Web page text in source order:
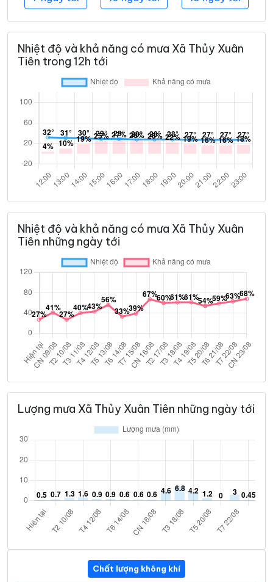
Nhiệt độ và khả năng có mưa Xã Thủy Xuân
Tiên trong 12h tới
Nhiệt độ và khả năng có mưa Xã Thủy Xuân
Tiên những ngày tới
Lượng mưa Xã Thủy Xuân Tiên những ngày tới
Chất lượng không khí